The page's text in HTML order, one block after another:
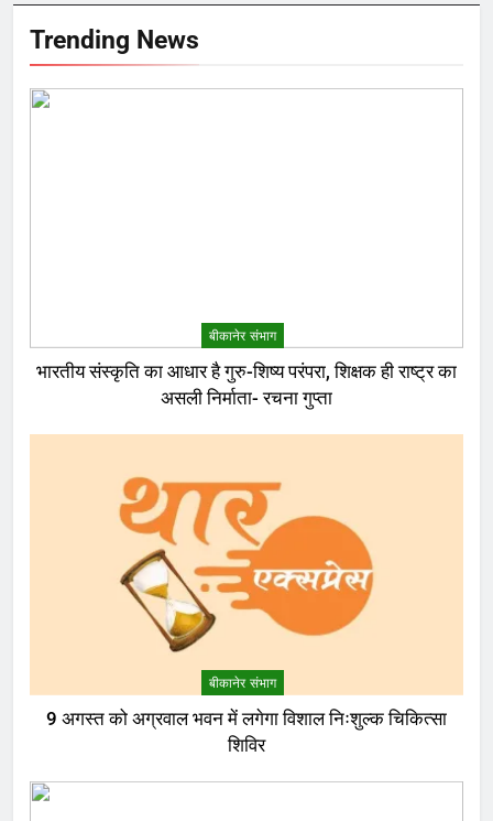
Trending News
बीकानेर संभाग
भारतीय संस्कृति का आधार है गुरु-शिष्य परंपरा, शिक्षक ही राष्ट्र का
असली निर्माता- रचना गुप्ता
बीकानेर संभाग
9 अगस्त को अग्रवाल भवन में लगेगा विशाल निःशुल्क चिकित्सा
शिविर